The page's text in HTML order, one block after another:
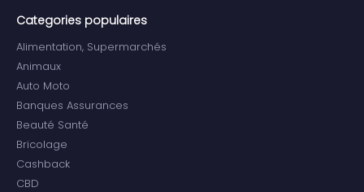
Categories populaires
Alimentation, Supermarchés
Animaux
Auto Moto
Banques Assurances
Beauté Santé
Bricolage
Cashback
CBD